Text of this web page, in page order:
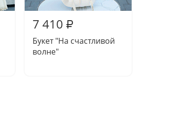
7 410 ₽
Букет "На счастливой
волне"